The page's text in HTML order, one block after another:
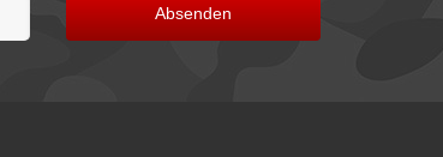
Absenden